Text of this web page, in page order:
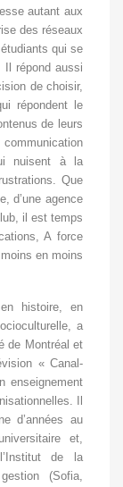
autant aux
des réseaux
qui se
Il répond aussi
de choisir,
répondent le
de leurs
nuisent à la
Que
d’une agence
il est temps
A force
en moins
histoire, en
a
de Montréal et
« Canal-
enseignement
Il
d’années au
et,
de la
(Sofia,